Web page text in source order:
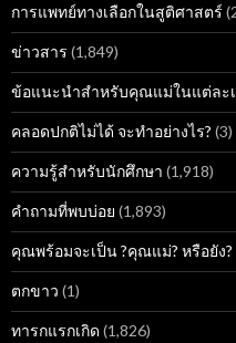
การแพทย์ทางเลือกในสูติศาสตร์
ข่าวสาร (1,849)
ข้อแนะนำสำหรับคุณแม่ในแต่ละ
คลอดปกติไม่ได้ จะทำอย่างไร? (3)
ความรู้สำหรับนักศึกษา (1,918)
คำถามที่พบบ่อย (1,893)
คุณพร้อมจะเป็น ?คุณแม่? หรือยัง?
ตกขาว (1)
ทารกแรกเกิด (1,826)